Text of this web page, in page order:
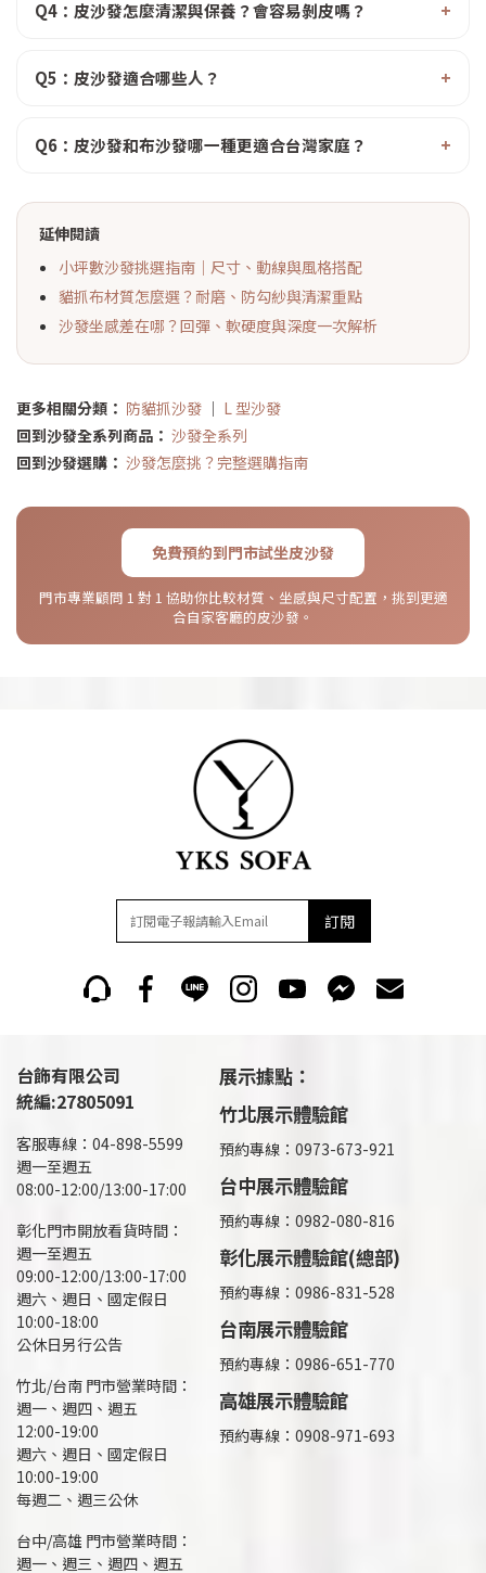
Q4：皮沙發怎麼清潔與保養？會容易剝皮嗎？
Q5：皮沙發適合哪些人？
Q6：皮沙發和布沙發哪一種更適合台灣家庭？
延伸閱讀
小坪數沙發挑選指南｜尺寸、動線與風格搭配
貓抓布材質怎麼選？耐磨、防勾紗與清潔重點
沙發坐感差在哪？回彈、軟硬度與深度一次解析
更多相關分類： 防貓抓沙發 ｜ L 型沙發
回到沙發全系列商品： 沙發全系列
回到沙發選購： 沙發怎麼挑？完整選購指南
免費預約到門市試坐皮沙發
門市專業顧問 1 對 1 協助你比較材質、坐感與尺寸配置，挑到更適
合自家客廳的皮沙發。
訂閱
台飾有限公司
統編:27805091
客服專線：04-898-5599
週一至週五
08:00-12:00/13:00-17:00
彰化門市開放看貨時間：
週一至週五
09:00-12:00/13:00-17:00
週六、週日、國定假日
10:00-18:00
公休日另行公告
竹北/台南 門市營業時間：
週一、週四、週五
12:00-19:00
週六、週日、國定假日
10:00-19:00
每週二、週三公休
台中/高雄 門市營業時間：
週一、週三、週四、週五
展示據點：
竹北展示體驗館
預約專線：0973-673-921
台中展示體驗館
預約專線：0982-080-816
彰化展示體驗館(總部)
預約專線： 0986-831-528
台南展示體驗館
預約專線：0986-651-770
高雄展示體驗館
預約專線： 0908-971-693